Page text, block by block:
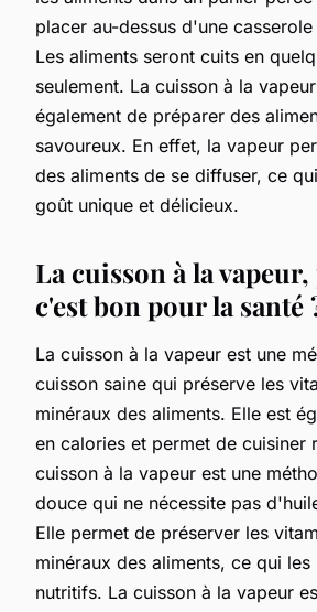
placer au-dessus d'une
Les aliments seront cuits en
seulement. La cuisson à la
également de préparer des
savoureux. En effet, la vapeur
des aliments de se diffuser, ce
goût unique et délicieux.
La cuisson à la
c'est bon pour la santé
La cuisson à la vapeur est une
cuisson saine qui préserve les
minéraux des aliments. Elle est
en calories et permet de cuisiner
cuisson à la vapeur est une
douce qui ne nécessite pas
Elle permet de préserver les
minéraux des aliments, ce qui les
nutritifs. La cuisson à la vapeur